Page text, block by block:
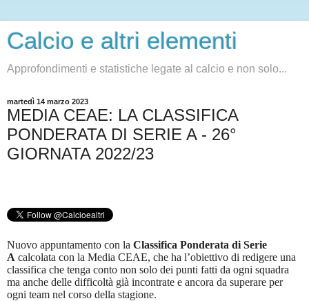
Calcio e altri elementi
Approfondimenti e statistiche legate al calcio e non solo...
martedì 14 marzo 2023
MEDIA CEAE: LA CLASSIFICA
PONDERATA DI SERIE A - 26°
GIORNATA 2022/23
Nuovo appuntamento con la Classifica Ponderata di Serie
A calcolata con la Media CEAE, che ha l’obiettivo di redigere una
classifica che tenga conto non solo dei punti fatti da ogni squadra
ma anche delle difficoltà già incontrate e ancora da superare per
ogni team nel corso della stagione.